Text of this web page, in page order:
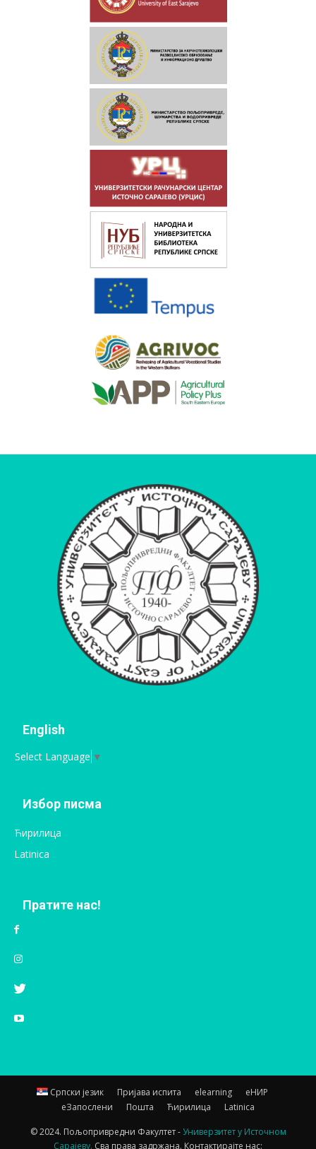
English
Select Language ▼
Избор писма
Ћирилица
Latinica
Пратите нас!
Српски језик Пријава испита elearning
еНИР
еЗапослени
Пошта Ћирилица Latinica
© 2024. Пољопривредни Факултет -Универзитет у Источном
Сарајеву. Сва права задржана. Контактирајте нас: